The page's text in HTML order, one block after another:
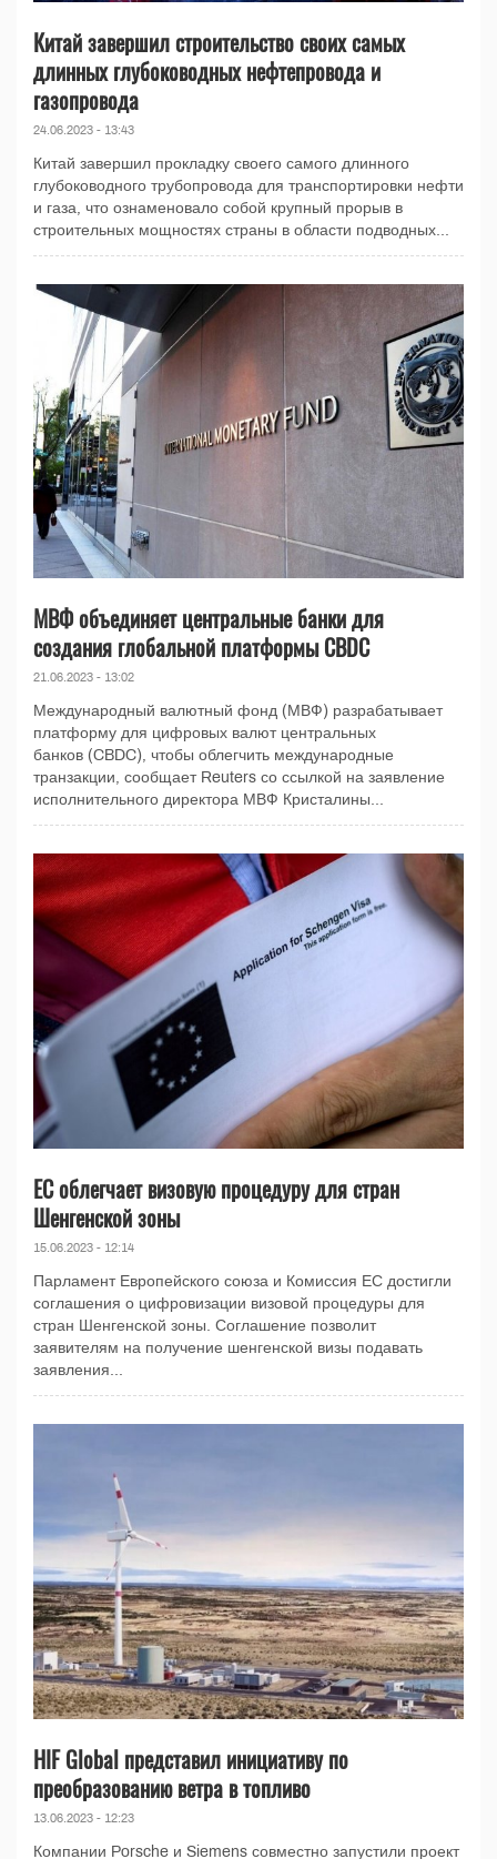
Китай завершил строительство своих самых
длинных глубоководных нефтепровода и
газопровода
24.06.2023 - 13:43
Китай завершил прокладку своего самого длинного
глубоководного трубопровода для транспортировки нефти
и газа, что ознаменовало собой крупный прорыв в
строительных мощностях страны в области подводных...
МВФ объединяет центральные банки для
создания глобальной платформы CBDC
21.06.2023 - 13:02
Международный валютный фонд (МВФ) разрабатывает
платформу для цифровых валют центральных
банков (CBDC), чтобы облегчить международные
транзакции, сообщает Reuters со ссылкой на заявление
исполнительного директора МВФ Кристалины...
ЕС облегчает визовую процедуру для стран
Шенгенской зоны
15.06.2023 - 12:14
Парламент Европейского союза и Комиссия ЕС достигли
соглашения о цифровизации визовой процедуры для
стран Шенгенской зоны. Соглашение позволит
заявителям на получение шенгенской визы подавать
заявления...
HIF Global представил инициативу по
преобразованию ветра в топливо
13.06.2023 - 12:23
Компании Porsche и Siemens совместно запустили проект